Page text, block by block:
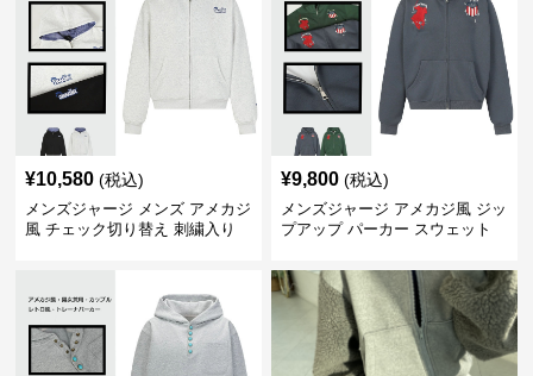
¥10,580 (税込)
メンズジャージ メンズ アメカジ
風 チェック切り替え 刺繍入り
¥9,800 (税込)
メンズジャージ アメカジ風 ジッ
プアップ パーカー スウェット